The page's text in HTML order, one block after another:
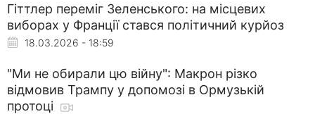
Гіттлер переміг Зеленського: на місцевих
виборах у Франції стався політичний курйоз
18.03.2026 - 18:59
"Ми не обирали цю війну": Макрон різко
відмовив Трампу у допомозі в Ормузькій
протоці